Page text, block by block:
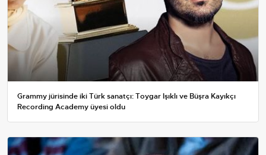
Grammy jürisinde iki Türk sanatçı: Toygar Işıklı ve Büşra Kayıkçı
Recording Academy üyesi oldu